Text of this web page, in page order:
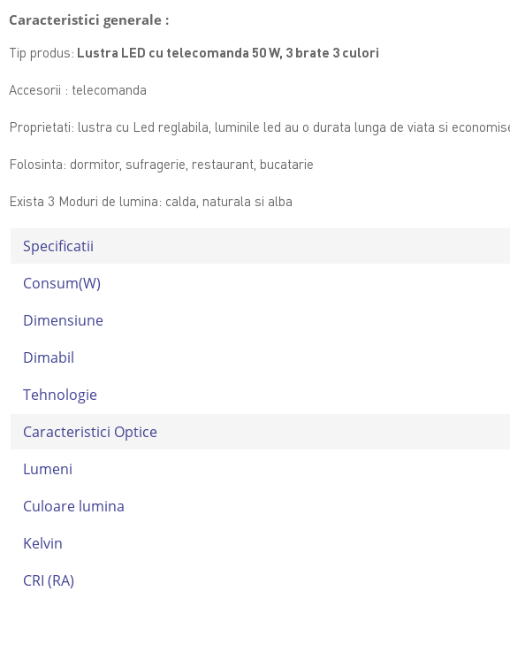
Caracteristici generale :
Tip produs: Lustra LED cu telecomanda 50 W, 3 brate 3 culori
Accesorii : telecomanda
Proprietati: lustra cu Led reglabila, luminile led au o durata lunga de viata si
Folosinta: dormitor, sufragerie, restaurant, bucatarie
Exista 3 Moduri de lumina: calda, naturala si alba
Specificatii
Consum(W)
Dimensiune
Dimabil
Tehnologie
Caracteristici Optice
Lumeni
Culoare lumina
Kelvin
CRI (RA)